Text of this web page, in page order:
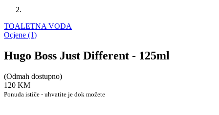
TOALETNA VODA
Ocjene (1)
Hugo Boss Just Different - 125ml
(Odmah dostupno)
120 KM
Ponuda ističe - uhvatite je dok možete